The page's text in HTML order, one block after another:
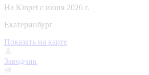
На Kinpet c июня 2026 г.
Екатеринбург
Показать на карте
Заводчик